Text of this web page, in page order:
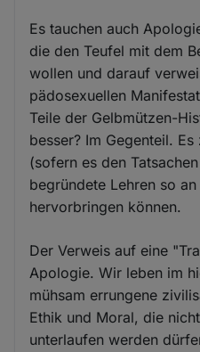
Es tauchen auch
die den Teufel mit dem
wollen und darauf
pädosexuellen
Teile der Gelbmützen-
besser? Im Gegenteil.
(sofern es den
begründete Lehren so
hervorbringen können.
Der Verweis auf eine
Apologie. Wir leben im
mühsam errungene
Ethik und Moral, die
unterlaufen werden